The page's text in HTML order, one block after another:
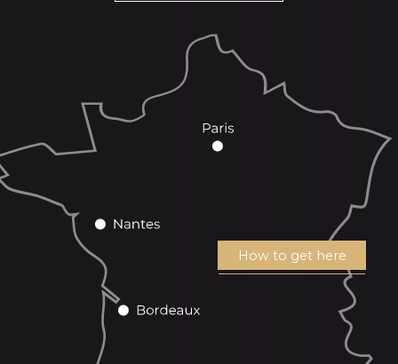
How to get here